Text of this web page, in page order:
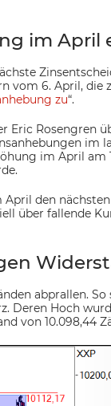
im April
vom 6. April, die
zu“.
Eric Rosengren
im
im April
den
über fallende
abprallen.
Deren Hoch
von 10.098,44